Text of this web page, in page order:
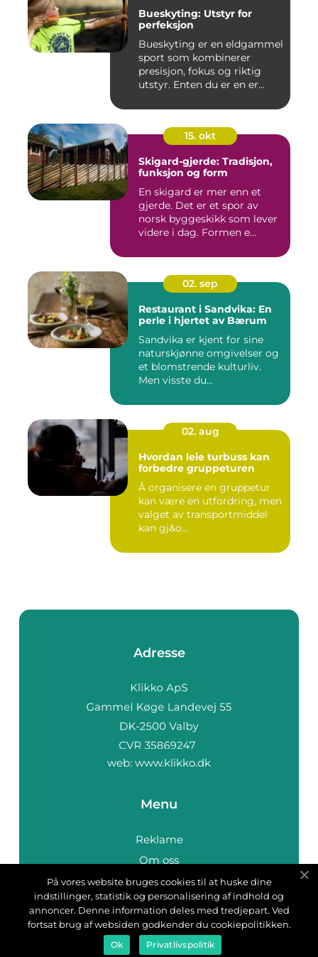
Bueskyting: Utstyr for
perfeksjon
Bueskyting er en eldgammel
sport som kombinerer
presisjon, fokus og riktig
utstyr. Enten du er en er...
15. okt
Skigard-gjerde: Tradisjon,
funksjon og form
En skigard er mer enn et
gjerde. Det er et spor av
norsk byggeskikk som lever
videre i dag. Formen e...
02. sep
Restaurant i Sandvika: En
perle i hjertet av Bærum
Sandvika er kjent for sine
naturskjønne omgivelser og
et blomstrende kulturliv.
Men visste du...
02. aug
Hvordan leie turbuss kan
forbedre gruppeturen
Å organisere en gruppetur
kan være en utfordring, men
valget av transportmiddel
kan gj&o...
Adresse
web: www.klikko.dk
Menu
Reklame
Om oss
Cookies
Kontakt Oss
Sitemap
På vores website bruges cookies til at huske dine
indstillinger, statistik og personalisering af indhold og
annoncer. Denne information deles med tredjepart. Ved
fortsat brug af websiden godkender du cookiepolitikken.
Ok Privatlivspolitik